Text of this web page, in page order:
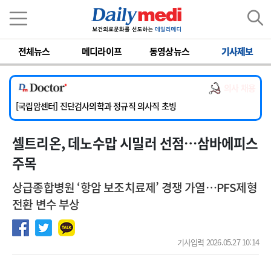
전체뉴스 메디라이프 동영상뉴스 기사제보
[서울아산병원] 2026년 하반기 인턴 모집
[명지병원] 하반기 전공의(인턴) 모집
[국립암센터] 진단검사의학과 정규직 의사직 초빙
[인제대학교해운대백병원] 치과 진료교수 모집 공고
[서울아산병원] 2026년 하반기 인턴 모집
[명지병원] 하반기 전공의(인턴) 모집
셀트리온, 데노수맙 시밀러 선점…삼바에피스
주목
상급종합병원 ‘항암 보조치료제’ 경쟁 가열…PFS제형
전환 변수 부상
기사입력 2026.05.27 10:14